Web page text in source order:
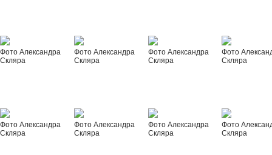
Фото Александра
Скляра
Фото Александра
Скляра
Фото Александра
Скляра
Фото
Скляра
Фото Александра
Скляра
Фото Александра
Скляра
Фото Александра
Скляра
Фото
Скляра